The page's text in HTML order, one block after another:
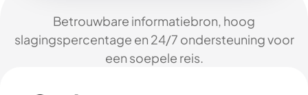
Betrouwbare informatiebron, hoog
slagingspercentage en 24/7 ondersteuning voor
een soepele reis.